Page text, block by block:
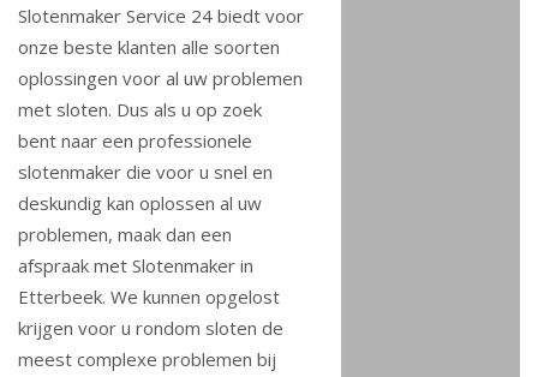
Slotenmaker Service 24 biedt voor
onze beste klanten alle soorten
oplossingen voor al uw problemen
met sloten. Dus als u op zoek
bent naar een professionele
slotenmaker die voor u snel en
deskundig kan oplossen al uw
problemen, maak dan een
afspraak met Slotenmaker in
Etterbeek. We kunnen opgelost
krijgen voor u rondom sloten de
meest complexe problemen bij